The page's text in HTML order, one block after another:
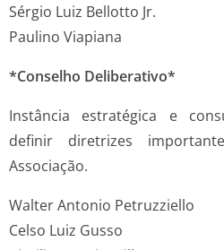
Sérgio Luiz Bellotto Jr.
Paulino Viapiana
*Conselho Deliberativo*
Instância estratégica e
definir diretrizes
Associação.
Walter Antonio Petruzziello
Celso Luiz Gusso